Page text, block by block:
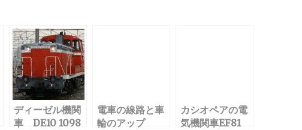
ディーゼル機関
車 DE10 1098
電車の線路と車
輪のアップ
カシオペアの電
気機関車EF81